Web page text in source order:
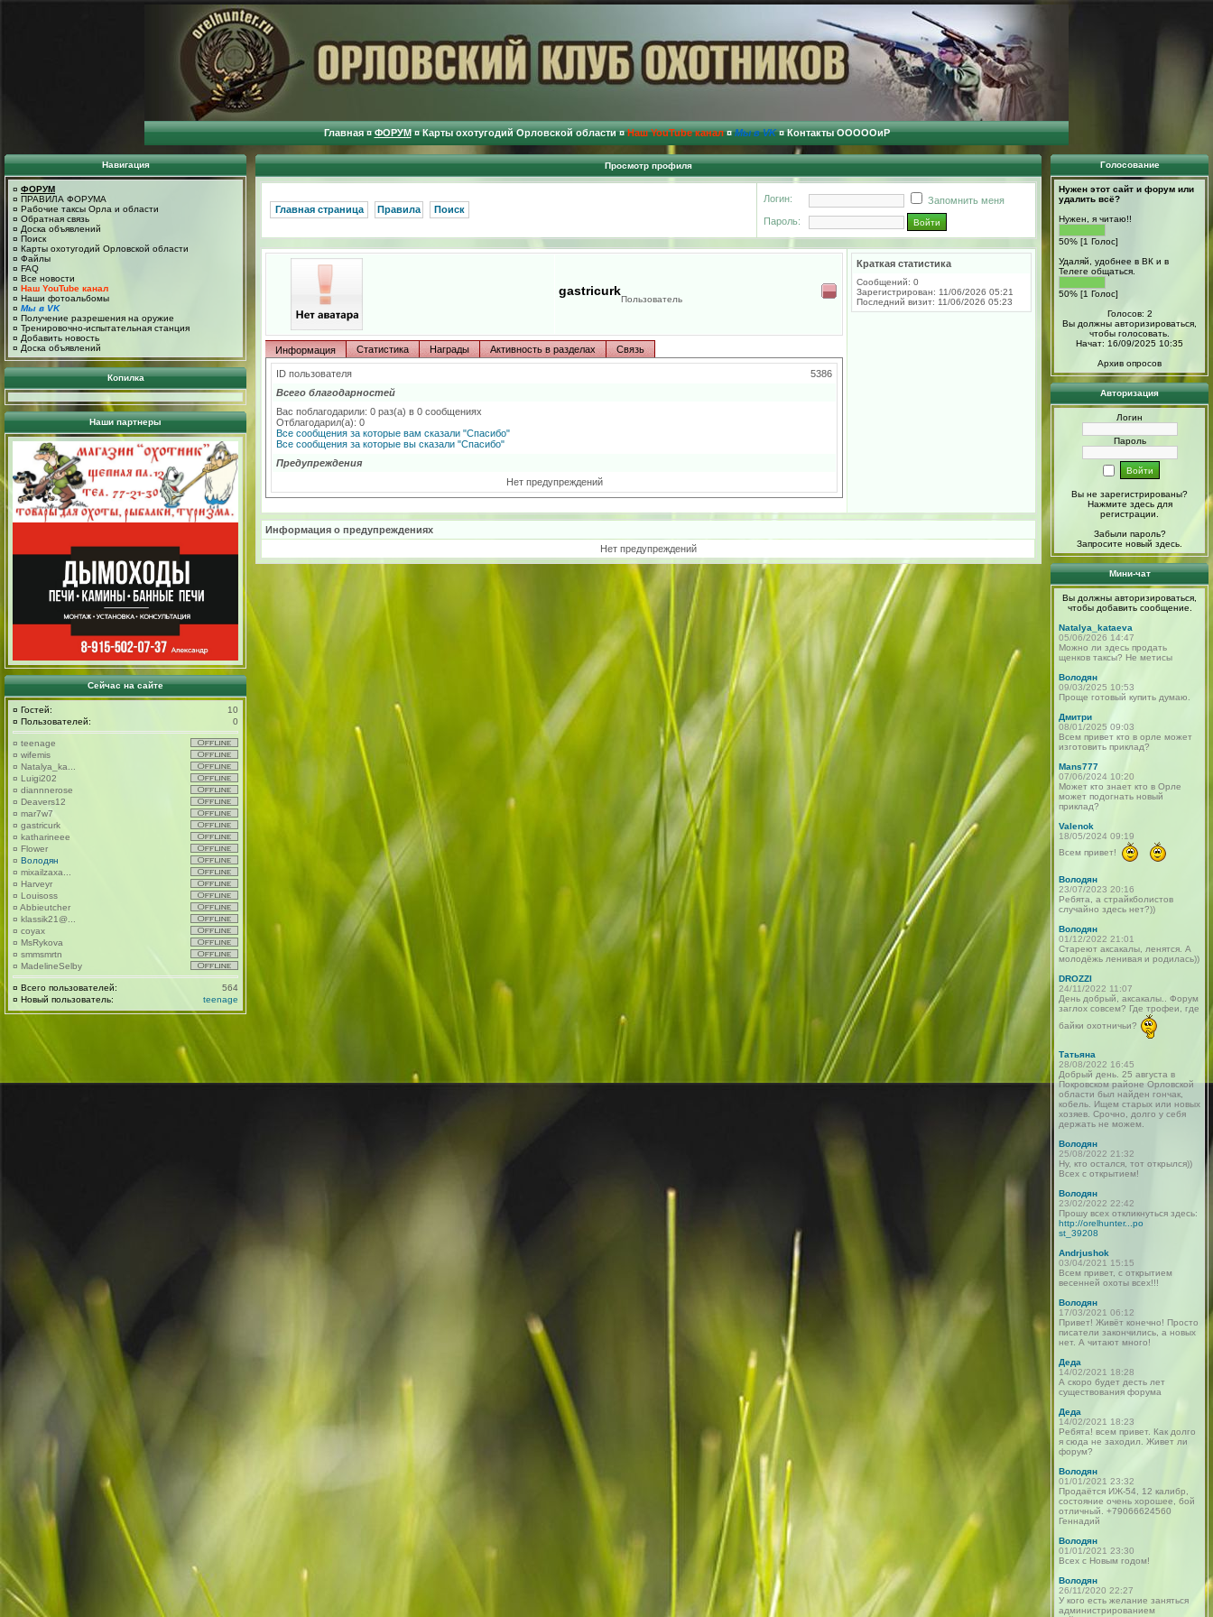
Главная ¤ ФОРУМ ¤ Карты охотугодий Орловской области ¤ Наш YouTube канал ¤ Мы в VK ¤ Контакты ОООООиР
Навигация
¤ ФОРУМ
¤ ПРАВИЛА ФОРУМА
¤ Рабочие таксы Орла и области
¤ Обратная связь
¤ Доска объявлений
¤ Поиск
¤ Карты охотугодий Орловской области
¤ Файлы
¤ FAQ
¤ Все новости
¤ Наш YouTube канал
¤ Наши фотоальбомы
¤ Мы в VK
¤ Получение разрешения на оружие
¤ Тренировочно-испытательная станция
¤ Добавить новость
¤ Доска объявлений
Копилка
Наши партнеры
Сейчас на сайте
¤ Гостей:
10
¤ Пользователей: 0
¤ teenage
¤ wifemis
¤ Natalya_ka...
¤ Luigi202
¤ diannnerose
¤ Deavers12
¤ mar7w7
¤ gastricurk
¤ katharineee
¤ Flower
¤ Володян
¤ mixailzaxa...
¤ Harveyr
¤ Louisoss
¤ Abbieutcher
¤ klassik21@...
¤ coyax
¤ MsRykova
¤ smmsmrtn
¤ MadelineSelby
¤ Всего пользователей:
564
¤ Новый пользователь: teenage
Просмотр профиля
Главная страница Правила Поиск
Логин:
Запомнить меня
Пароль:
gastricurk
Пользователь
Информация Статистика Награды Активность в разделах Связь
ID пользователя
5386
Всего благодарностей
Вас поблагодарили: 0 раз(а) в 0 сообщениях
Отблагодарил(а): 0
Все сообщения за которые вам сказали "Спасибо"
Все сообщения за которые вы сказали "Спасибо"
Предупреждения
Нет предупреждений
Краткая статистика
Сообщений: 0
Зарегистрирован: 11/06/2026 05:21
Последний визит: 11/06/2026 05:23
Информация о предупреждениях
Нет предупреждений
Голосование
Нужен этот сайт и форум или
удалить всё?
Нужен, я читаю!!
50% [1 Голос]
Удаляй, удобнее в ВК и в
Телеге общаться.
50% [1 Голос]
Голосов: 2
Вы должны авторизироваться,
чтобы голосовать.
Начат: 16/09/2025 10:35
Архив опросов
Авторизация
Логин
Пароль
Вы не зарегистрированы?
Нажмите здесьдля
регистрации.
Забыли пароль?
Запросите новый здесь.
Мини-чат
Вы должны авторизироваться,
чтобы добавить сообщение.
Natalya_kataeva
05/06/2026 14:47
Можно ли здесь продать
щенков таксы? Не метисы
Володян
09/03/2025 10:53
Проще готовый купить думаю.
Дмитри
08/01/2025 09:03
Всем привет кто в орле может
изготовить приклад?
Mans777
07/06/2024 10:20
Может кто знает кто в Орле
может подогнать новый
приклад?
Valenok
18/05/2024 09:19
Всем привет!
Володян
23/07/2023 20:16
Ребята, а страйкболистов
случайно здесь нет?))
Володян
01/12/2022 21:01
Стареют аксакалы, ленятся. А
молодёжь ленивая и родилась))
DROZZI
24/11/2022 11:07
День добрый, аксакалы.. Форум
заглох совсем? Где трофеи, где
байки охотничьи?
Татьяна
28/08/2022 16:45
Добрый день. 25 августа в
Покровском районе Орловской
области был найден гончак,
кобель. Ищем старых или новых
хозяев. Срочно, долго у себя
держать не можем.
Володян
25/08/2022 21:32
Ну, кто остался, тот открылся))
Всех с открытием!
Володян
23/02/2022 22:42
Прошу всех откликнуться здесь:
http://orelhunter...po
st_39208
Andrjushok
03/04/2021 15:15
Всем привет, с открытием
весенней охоты всех!!!
Володян
17/03/2021 06:12
Привет! Живёт конечно! Просто
писатели закончились, а новых
нет. А читают много!
Деда
14/02/2021 18:28
А скоро будет десть лет
существования форума
Деда
14/02/2021 18:23
Ребята! всем привет. Как долго
я сюда не заходил. Живет ли
форум?
Володян
01/01/2021 23:32
Продаётся ИЖ-54, 12 калибр,
состояние очень хорошее, бой
отличный. +79066624560
Геннадий
Володян
01/01/2021 23:30
Всех с Новым годом!
Володян
26/11/2020 22:27
У кого есть желание заняться
администрированием